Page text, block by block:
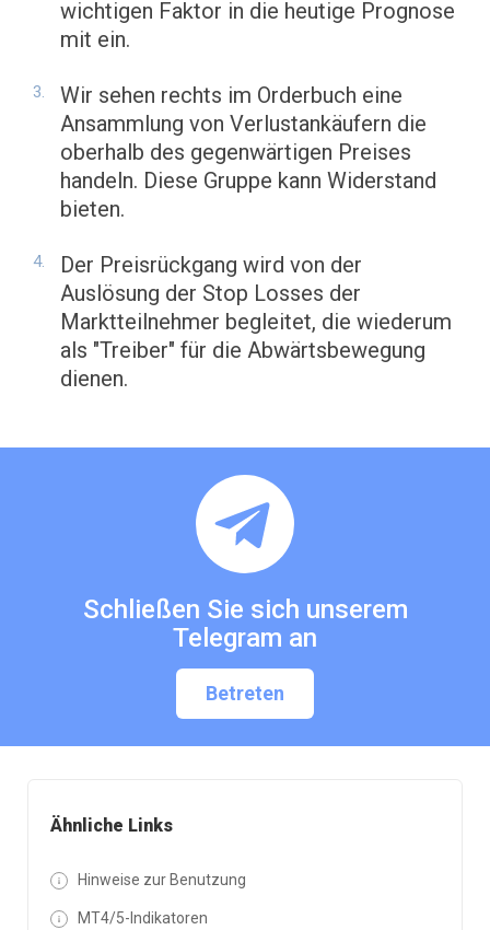
Ähnliche Links
Hinweise zur Benutzung
MT4/5-Indikatoren
wichtigen Faktor in die heutige Prognose
mit ein.
Wir sehen rechts im Orderbuch eine
Ansammlung von Verlustankäufern die
oberhalb des gegenwärtigen Preises
handeln. Diese Gruppe kann Widerstand
bieten.
Der Preisrückgang wird von der
Auslösung der Stop Losses der
Marktteilnehmer begleitet, die wiederum
als "Treiber" für die Abwärtsbewegung
dienen.
Schließen Sie sich unserem
Telegram an
Betreten